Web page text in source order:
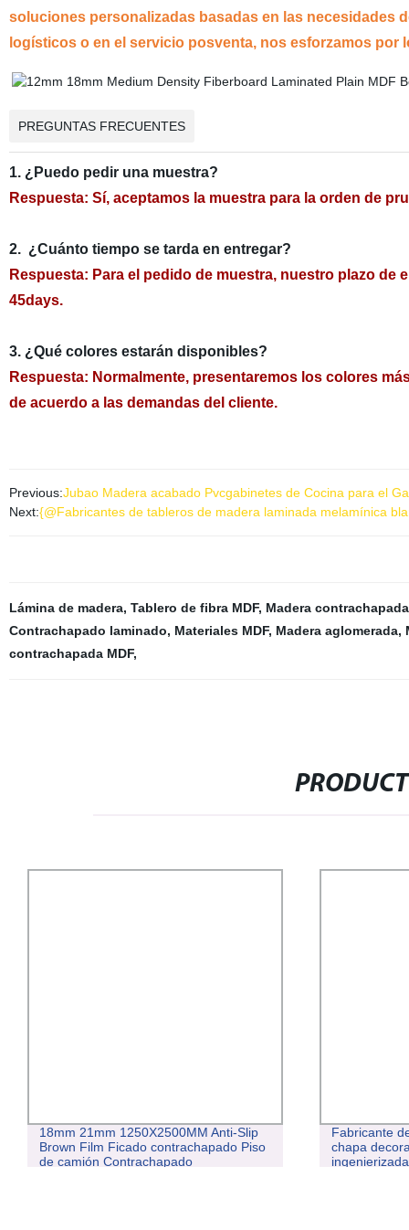
soluciones personalizadas basadas en las necesidades
logísticos o en el servicio posventa, nos esforzamos
PREGUNTAS FRECUENTES
1. ¿Puedo pedir una muestra?
Respuesta: Sí, aceptamos la muestra para la orden de
2. ¿Cuánto tiempo se tarda en entregar?
Respuesta: Para el pedido de muestra, nuestro plazo de
45days.
3. ¿Qué colores estarán disponibles?
Respuesta: Normalmente, presentaremos los colores
de acuerdo a las demandas del cliente.
Previous:Jubao Madera acabado Pvcgabinetes de Cocina para el
Next:{@Fabricantes de tableros de madera laminada melamínica
Lámina de madera, Tablero de fibra MDF, Madera
Contrachapado laminado, Materiales MDF, Madera aglomerada,
contrachapada MDF,
18mm 21mm 1250X2500MM Anti-Slip
Brown Film Ficado contrachapado Piso
de camión Contrachapado
Fabricante
chapa